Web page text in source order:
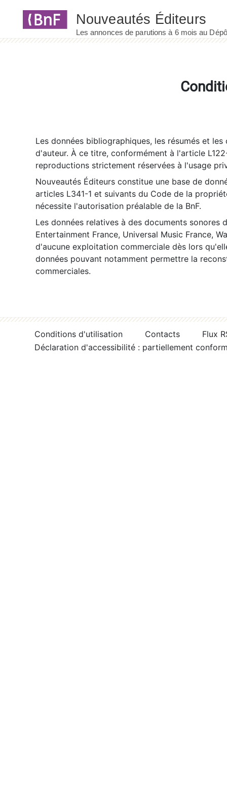
Les données bibliographiques, les résumés et
d'auteur. À ce titre, conformément à l'article
reproductions strictement réservées à l'usage
Nouveautés Éditeurs constitue une base de
articles L341-1 et suivants du Code de la
nécessite l'autorisation préalable de la BnF.
Les données relatives à des documents sonores
Entertainment France, Universal Music France,
d'aucune exploitation commerciale dès lors
données pouvant notamment permettre la
commerciales.
Conditions d'utilisation Contacts
Flux
Déclaration d'accessibilité : partiellement